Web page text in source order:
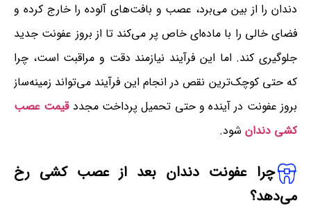
دندان را از بین می‌برد، عصب و بافت‌های آلوده را خارج کرده و
فضای خالی را با ماده‌ای خاص پر می‌کند تا از بروز عفونت جدید
جلوگیری کند. اما این فرآیند نیازمند دقت و مراقبت است، چرا
که حتی کوچک‌ترین نقص در انجام این فرآیند می‌تواند زمینه‌ساز
بروز عفونت در آینده و حتی تحمیل پرداخت مجدد قیمت عصب
کشی دندان شود.
چرا عفونت دندان بعد از عصب کشی رخ
می‌دهد؟